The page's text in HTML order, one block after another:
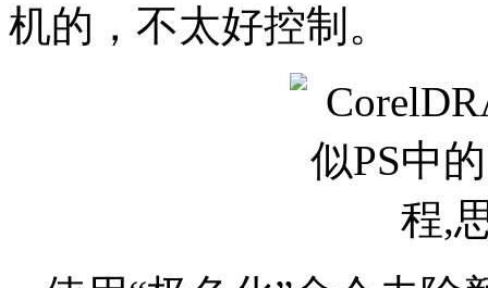
机的，不太好控制。